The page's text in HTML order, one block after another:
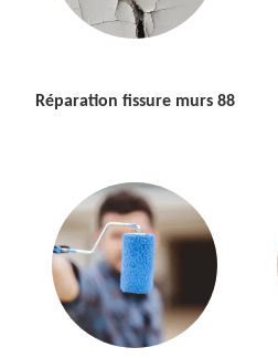
Réparation fissure murs 88